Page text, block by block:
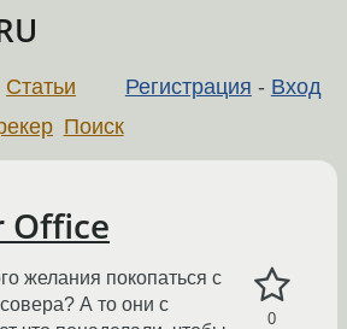
Регистрация - Вход
Статьи
Поиск
Office
0
желания покопаться с
А то они с